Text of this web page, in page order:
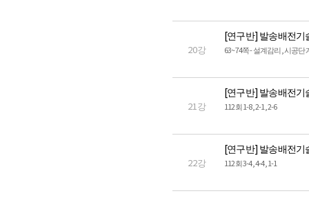
20강
[연구반] 발송배전기
63~74쪽 - 설계감리, 시공단
21강
[연구반] 발송배전기
112회 1-8, 2-1, 2-6
22강
[연구반] 발송배전기
112회 3-4, 4-4, 1-1